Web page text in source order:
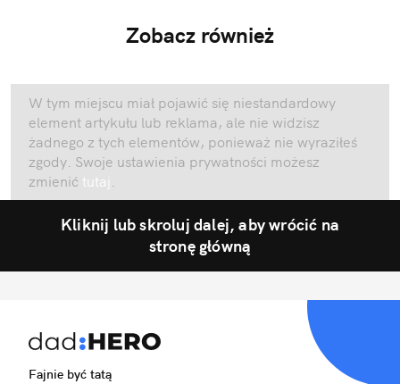
Zobacz również
W tym miejscu miał pojawić się niestandardowy
element artykułu lub reklama, ale nie widzisz
żadnego z tych elementów, ponieważ nie wyraziłeś
zgody. Swoje ustawienia prywatności możesz
zmienić tutaj .
Kliknij lub skroluj dalej, aby wrócić na
stronę główną
Fajnie być tatą